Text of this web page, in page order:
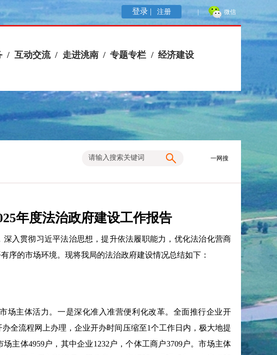
微信
登录 | 注册
/ 互动交流 / 走进洮南 / 专题专栏 / 经济建设
一网搜
年度法治政府建设工作报告
入贯彻习近平法治思想，提升依法履职能力，优化法治化营商
序的市场环境。现将我局的法治政府建设情况总结如下：
主体活力。一是深化准入准营便利化改革。全面推行企业开
全流程网上办理，企业开办时间压缩至1个工作日内，极大地提
主体4959户，其中企业1232户，个体工商户3709户。市场主体